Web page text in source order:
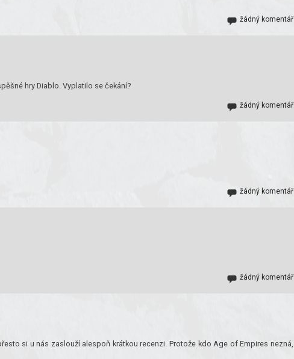
žádný komentář
hry Diablo. Vyplatilo se čekání?
žádný komentář
žádný komentář
žádný komentář
si u nás zaslouží alespoň krátkou recenzi. Protože kdo Age of Empires nezná,